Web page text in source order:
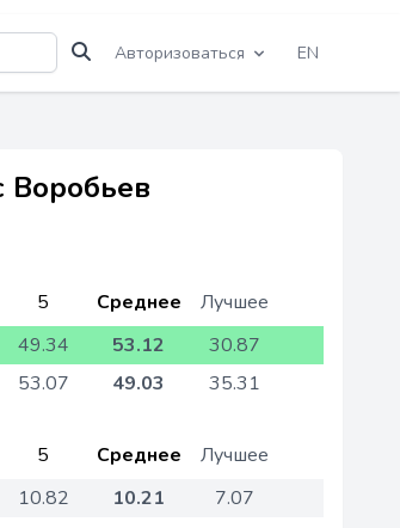
Авторизоваться EN
Воробьев
5 Среднее
Лучшее
49.34 53.12
30.87
53.07 49.03 35.31
5 Среднее
Лучшее
10.82 10.21 7.07